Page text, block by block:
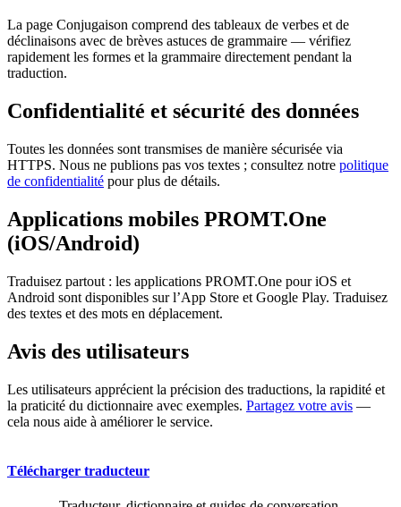
La page Conjugaison comprend des tableaux de verbes et de
déclinaisons avec de brèves astuces de grammaire — vérifiez
rapidement les formes et la grammaire directement pendant la
traduction.
Confidentialité et sécurité des données
Toutes les données sont transmises de manière sécurisée via
HTTPS. Nous ne publions pas vos textes ; consultez notre politique
de confidentialité pour plus de détails.
Applications mobiles PROMT.One
(iOS/Android)
Traduisez partout : les applications PROMT.One pour iOS et
Android sont disponibles sur l’App Store et Google Play. Traduisez
des textes et des mots en déplacement.
Avis des utilisateurs
Les utilisateurs apprécient la précision des traductions, la rapidité et
la praticité du dictionnaire avec exemples. Partagez votre avis —
cela nous aide à améliorer le service.
Télécharger traducteur